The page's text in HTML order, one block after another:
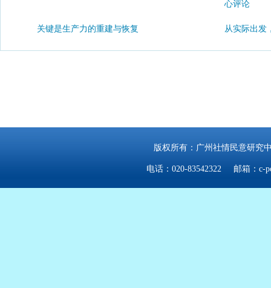
心评论
关键是生产力的重建与恢复 从实际出发
版权所有：广州社情民意研究
电话：020-83542322 邮箱：c-